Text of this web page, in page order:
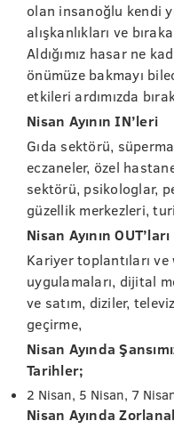
olan insanoğlu kendi
alışkanlıkları ve
Aldığımız hasar ne
önümüze bakmayı
etkileri ardımızda
Nisan Ayının IN’leri
Gıda sektörü,
eczaneler, özel
sektörü, psikologlar,
güzellik merkezleri,
Nisan Ayının OUT’ları
Kariyer toplantıları ve
uygulamaları, dijital
ve satım, diziler,
geçirme,
Nisan Ayında
Tarihler;
2 Nisan, 5 Nisan, 7
Nisan Ayında